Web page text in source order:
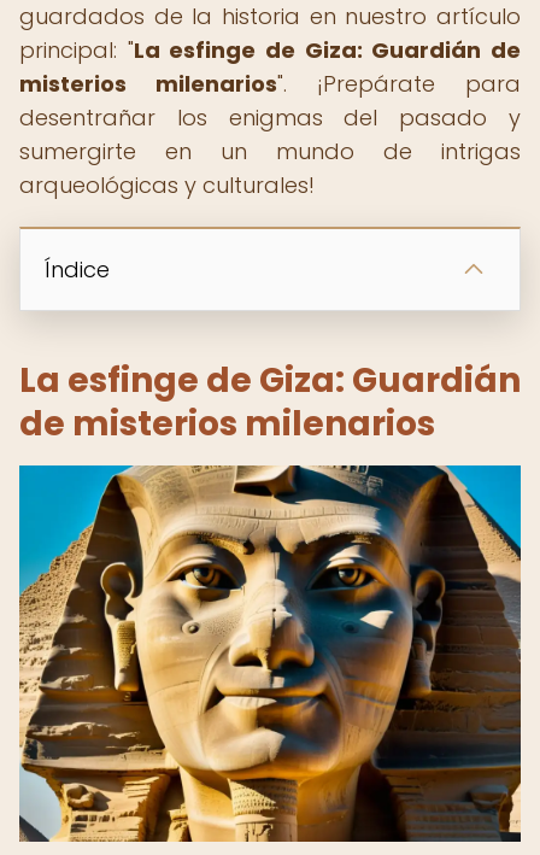
guardados de la historia en nuestro artículo
principal: "La esfinge de Giza: Guardián de
misterios milenarios". ¡Prepárate para
desentrañar los enigmas del pasado y
sumergirte en un mundo de intrigas
arqueológicas y culturales!
Índice
La esfinge de Giza: Guardián
de misterios milenarios